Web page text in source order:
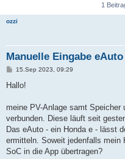
1
ozzi
Manuelle Eingabe eAuto
B
i
a
15.Sep 2023, 09:29
Hallo!
meine PV-Anlage samt Speicher
verbunden. Diese läuft seit
Das eAuto - ein Honda e - lässt
ermitteln. Soweit jedenfalls mein
SoC in die App übertragen?